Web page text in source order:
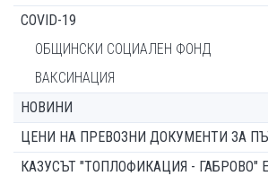
COVID-19
ОБЩИНСКИ СОЦИАЛЕН ФОНД
ВАКСИНАЦИЯ
НОВИНИ
ЦЕНИ НА ПРЕВОЗНИ ДОКУМЕНТИ ЗА
КАЗУСЪТ "ТОПЛОФИКАЦИЯ - ГАБРОВО"